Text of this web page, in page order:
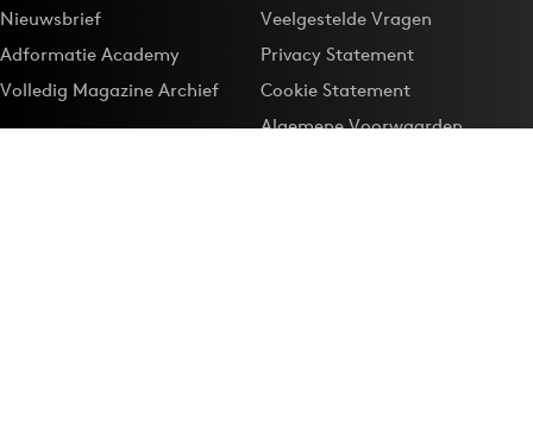
Nieuwsbrief
Adformatie Academy
Volledig Magazine Archief
Veelgestelde Vragen
Privacy Statement
Cookie Statement
Algemene Voorwaarden